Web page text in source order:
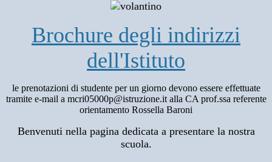
Brochure degli indirizzi
dell'Istituto
le prenotazioni di studente per un giorno devono essere effettuate
tramite e-mail a mcri05000p@istruzione.it alla CA prof.ssa referente
orientamento Rossella Baroni
Benvenuti nella pagina dedicata a presentare la nostra
scuola.